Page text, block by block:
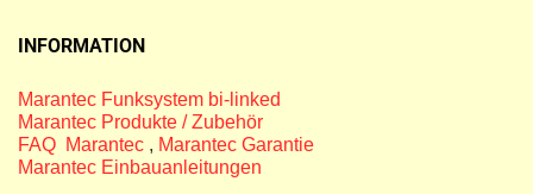
INFORMATION
Marantec Funksystem bi-linked
Marantec Produkte / Zubehör
FAQ Marantec , Marantec Garantie
Marantec Einbauanleitungen